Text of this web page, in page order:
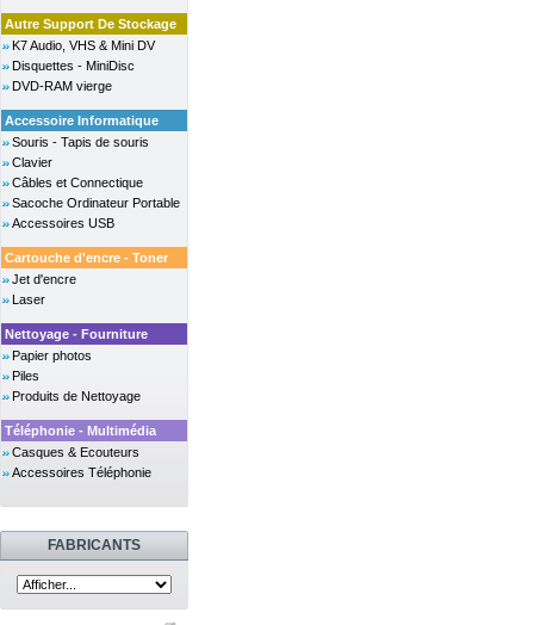
Autre Support De Stockage
K7 Audio, VHS & Mini DV
Disquettes - MiniDisc
DVD-RAM vierge
Accessoire Informatique
Souris - Tapis de souris
Clavier
Câbles et Connectique
Sacoche Ordinateur Portable
Accessoires USB
Cartouche d'encre - Toner
Jet d'encre
Laser
Nettoyage - Fourniture
Papier photos
Piles
Produits de Nettoyage
Téléphonie - Multimédia
Casques & Ecouteurs
Accessoires Téléphonie
FABRICANTS